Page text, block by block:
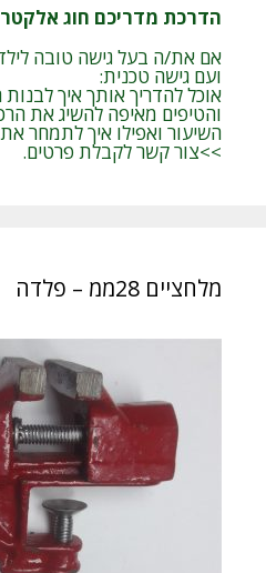
הדרכת מדריכם חוג
אם את/ה בעל גישה טובה
ועם גישה טכנית:
אוכל להדריך אותך איך לבנות
והטיפים מאיפה להשיג את
השיעור ואפילו איך לתמחר
>>צור קשר לקבלת פרטים.
מלחציים 28ממ – פלדה